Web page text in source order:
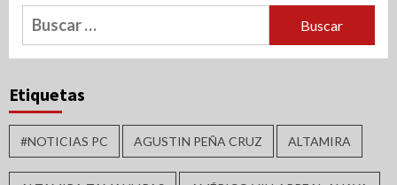
Buscar:
Etiquetas
#NOTICIAS PC AGUSTIN PEÑA CRUZ ALTAMIRA